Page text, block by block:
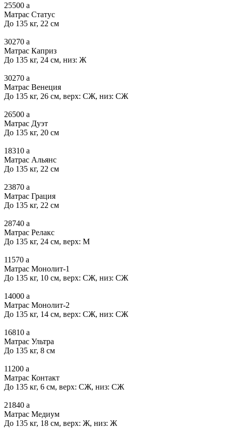
25500 a
Матрас Статус
До 135 кг, 22 см
30270 a
Матрас Каприз
До 135 кг, 24 см, низ: Ж
30270 a
Матрас Венеция
До 135 кг, 26 см, верх: СЖ, низ: СЖ
26500 a
Матрас Дуэт
До 135 кг, 20 см
18310 a
Матрас Альянс
До 135 кг, 22 см
23870 a
Матрас Грация
До 135 кг, 22 см
28740 a
Матрас Релакс
До 135 кг, 24 см, верх: М
11570 a
Матрас Монолит-1
До 135 кг, 10 см, верх: СЖ, низ: СЖ
14000 a
Матрас Монолит-2
До 135 кг, 14 см, верх: СЖ, низ: СЖ
16810 a
Матрас Ультра
До 135 кг, 8 см
11200 a
Матрас Контакт
До 135 кг, 6 см, верх: СЖ, низ: СЖ
21840 a
Матрас Медиум
До 135 кг, 18 см, верх: Ж, низ: Ж